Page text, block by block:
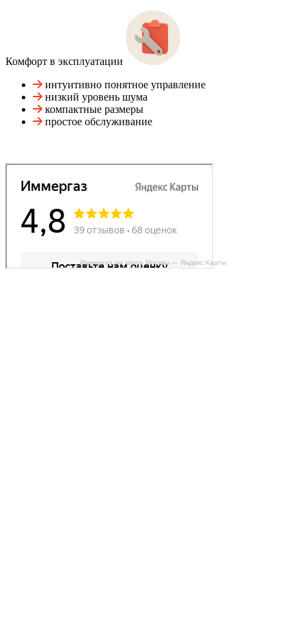
Комфорт в эксплуатации
интуитивно понятное управление
низкий уровень шума
компактные размеры
простое обслуживание
Иммергаз на карте Москвы — Яндекс Карты